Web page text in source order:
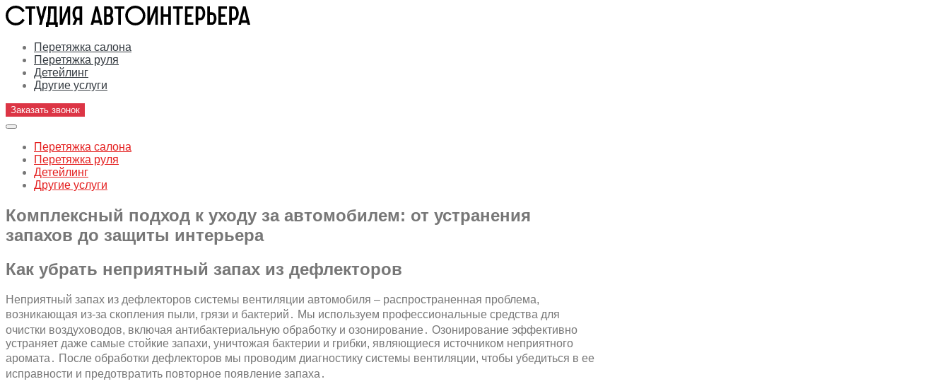
Перетяжка салона
Перетяжка руля
Детейлинг
Другие услуги
Заказать звонок
Перетяжка салона
Перетяжка руля
Детейлинг
Другие услуги
Комплексный подход к уходу за автомобилем: от устранения
запахов до защиты интерьера
Как убрать неприятный запах из дефлекторов
Неприятный запах из дефлекторов системы вентиляции автомобиля – распространенная проблема,
возникающая из-за скопления пыли, грязи и бактерий․ Мы используем профессиональные средства для
очистки воздуховодов, включая антибактериальную обработку и озонирование․ Озонирование эффективно
устраняет даже самые стойкие запахи, уничтожая бактерии и грибки, являющиеся источником неприятного
аромата․ После обработки дефлекторов мы проводим диагностику системы вентиляции, чтобы убедиться в ее
исправности и предотвратить повторное появление запаха․